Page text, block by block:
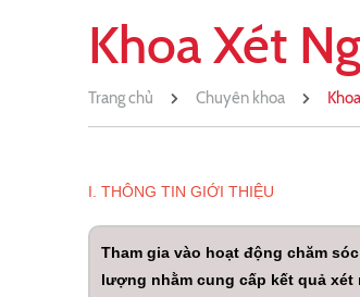
Khoa Xét
Trang chủ Chuyên khoa
I. THÔNG TIN GIỚI THIỆU
Tham gia vào hoạt động chăm
lượng nhằm cung cấp kết quả